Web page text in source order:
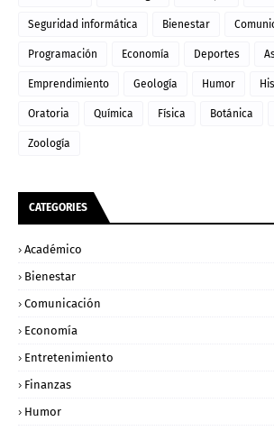
Seguridad informática Bienestar
Programación Economía Deportes
Emprendimiento Geología Humor
Oratoria Química Física Botánica
Zoología
CATEGORIES
Académico
Bienestar
Comunicación
Economía
Entretenimiento
Finanzas
Humor